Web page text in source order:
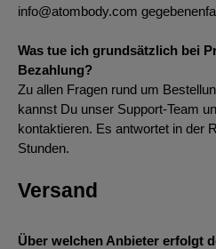
info@atombody.com
Was tue ich grundsätzlich bei
Bezahlung?
Zu allen Fragen rund um
kannst Du unser Support-Team
kontaktieren. Es antwortet in der
Stunden.
Versand
Über welchen Anbieter erfolgt